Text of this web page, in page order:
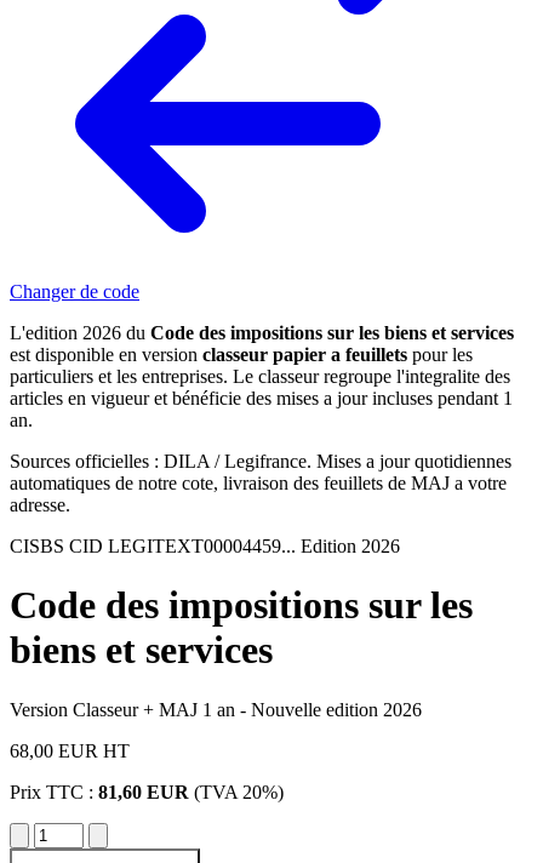
Changer de code
L'edition 2026 du Code des impositions sur les biens et services
est disponible en version classeur papier a feuillets pour les
particuliers et les entreprises. Le classeur regroupe l'integralite des
articles en vigueur et bénéficie des mises a jour incluses pendant 1
an.
Sources officielles : DILA / Legifrance. Mises a jour quotidiennes
automatiques de notre cote, livraison des feuillets de MAJ a votre
adresse.
CISBS CID LEGITEXT00004459... Edition 2026
Code des impositions sur les
biens et services
Version Classeur + MAJ 1 an - Nouvelle edition 2026
68,00 EUR HT
Prix TTC : 81,60 EUR (TVA 20%)